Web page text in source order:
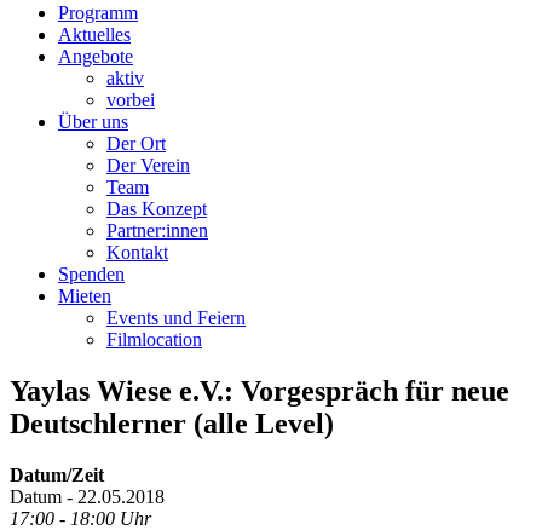
Programm
Aktuelles
Angebote
aktiv
vorbei
Über uns
Der Ort
Der Verein
Team
Das Konzept
Partner:innen
Kontakt
Spenden
Mieten
Events und Feiern
Filmlocation
Yaylas Wiese e.V.: Vorgespräch für neue
Deutschlerner (alle Level)
Datum/Zeit
Datum - 22.05.2018
17:00 - 18:00 Uhr